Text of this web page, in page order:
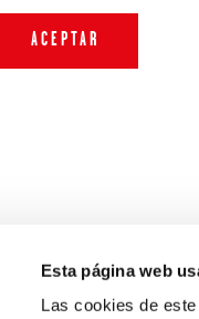
Esta página web
Las cookies de